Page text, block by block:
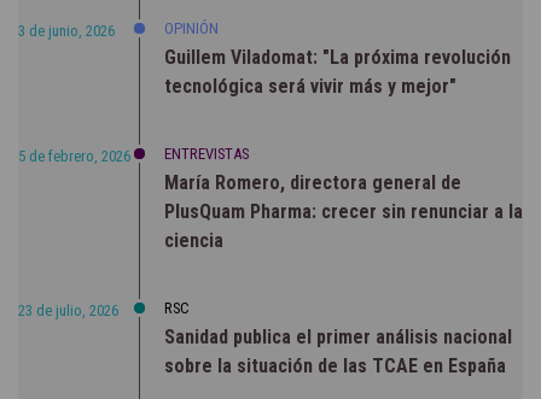
3 de junio, 2026 OPINIÓN
Guillem Viladomat: "La próxima revolución
tecnológica será vivir más y mejor"
5 de febrero, 2026 ENTREVISTAS
María Romero, directora general de
PlusQuam Pharma: crecer sin renunciar a la
ciencia
23 de julio, 2026 RSC
Sanidad publica el primer análisis nacional
sobre la situación de las TCAE en España